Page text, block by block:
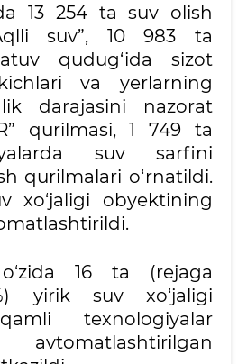
13 254 ta suv olish
suv”, 10 983 ta
qudug‘ida sizot
va yerlarning
darajasini nazorat
qurilmasi, 1 749 ta
suv sarfini
qurilmalari o‘rnatildi.
xo‘jaligi obyektining
16 ta (rejaga
yirik suv xo‘jaligi
texnologiyalar